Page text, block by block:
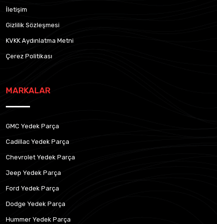
İletişim
Gizlilik Sözleşmesi
KVKK Aydınlatma Metni
Çerez Politikası
MARKALAR
GMC Yedek Parça
Cadillac Yedek Parça
Chevrolet Yedek Parça
Jeep Yedek Parça
Ford Yedek Parça
Dodge Yedek Parça
Hummer Yedek Parça